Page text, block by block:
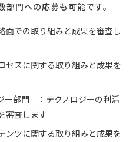
門への応募も可能です。
面での取り組みと成果を審査し
セスに関する取り組みと成果を
ー部門」：テクノロジーの利活
審査します
ンツに関する取り組みと成果を